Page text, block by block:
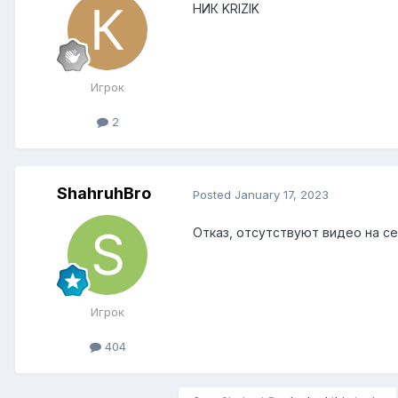
Игрок
2
НИК KRIZIK
ShahruhBro
Игрок
404
Posted January 17, 2023
Отказ, отсутствуют видео на